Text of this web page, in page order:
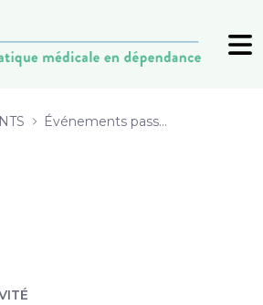
Événements passés (archive)